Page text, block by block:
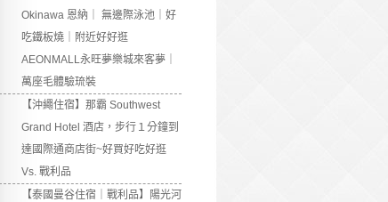
Okinawa 恩納｜ 無邊際泳池｜好
吃鐵板燒｜附近好好逛
AEONMALL永旺夢樂城來客夢｜
萬座毛體驗琉裝
【沖繩住宿】那霸 Southwest
Grand Hotel 酒店，步行１分鐘到
達國際通商店街~好買好吃好逛
Vs. 戰利品
【泰國曼谷住宿｜戰利品】陽光河